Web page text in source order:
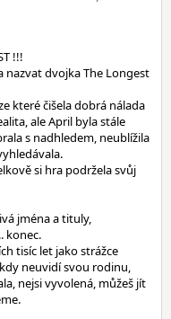
!!!
nazvat dvojka The Longest
které čišela dobrá nálada
ale April byla stále
s nadhledem, neublížila
si hra podržela svůj
jména a tituly,
konec.
tisíc let jako strážce
neuvidí svou rodinu,
nejsi vyvolená, můžeš jít